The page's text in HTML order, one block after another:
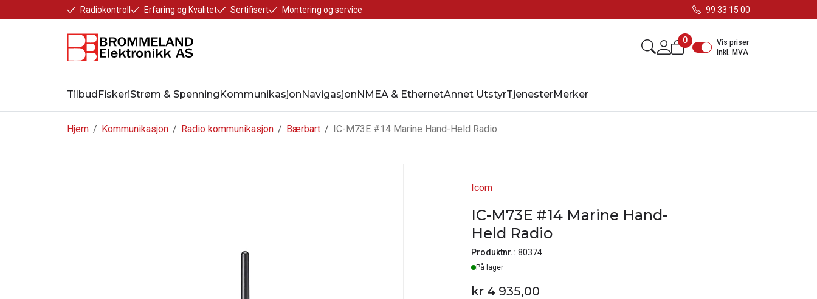
Radiokontroll Erfaring og Kvalitet Sertifisert Montering og service 99 33 15 00
0
Vis priser
inkl. MVA
TilbudFiskeriStrøm & SpenningKommunikasjonNavigasjonNMEA & EthernetAnnet UtstyrTjenesterMerker
/
Hjem /
Kommunikasjon /
Radio kommunikasjon /
Bærbart IC-M73E #14 Marine Hand-Held Radio
Icom
IC-M73E #14 Marine Hand-
Held Radio
Produktnr.: 80374
Lager
På lager
kr 4 935,00